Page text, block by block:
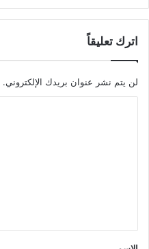
اترك تعليقاً
لن يتم نشر عنوان بريدك الإلكتروني.
ق